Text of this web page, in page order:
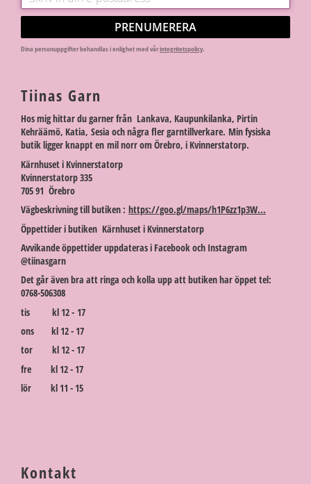
PRENUMERERA
Dina personuppgifter behandlas i enlighet med vårintegritetspolicy.
Tiinas Garn
Hos mig hittar du garner från Lankava, Kaupunkilanka, Pirtin
Kehräämö, Katia, Sesia och några fler garntillverkare. Min fysiska
butik ligger knappt en mil norr om Örebro, i Kvinnerstatorp.
Kärnhuset i Kvinnerstatorp
Kvinnerstatorp 335
705 91 Örebro
Vägbeskrivning till butiken : https://goo.gl/maps/h1P6zz1p3W...
Öppettider i butiken Kärnhuset i Kvinnerstatorp
Avvikande öppettider uppdateras i Facebook och Instagram
@tiinasgarn
Det går även bra att ringa och kolla upp att butiken har öppet tel:
0768-506308
tis kl 12 - 17
ons kl 12 - 17
tor kl 12 - 17
fre kl 12 - 17
lör kl 11 - 15
Kontakt